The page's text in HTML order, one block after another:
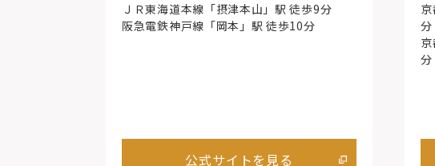
ＪＲ東海道本線「摂津本山」駅 徒歩9分
阪急電鉄神戸線「岡本」駅 徒歩10分
公式サイトを見る
分
分